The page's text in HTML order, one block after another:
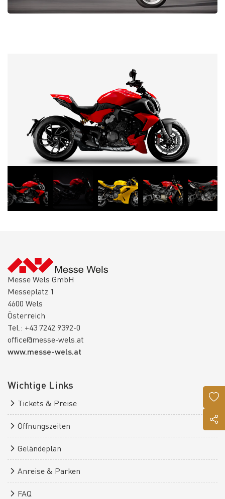
Messe Wels GmbH
Messeplatz 1
4600 Wels
Österreich
Tel.: +43 7242 9392-0
office@messe-wels.at
www.messe-wels.at
Wichtige Links
Tickets & Preise
Öffnungszeiten
Geländeplan
Anreise & Parken
FAQ